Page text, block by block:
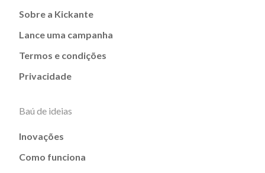
Sobre a Kickante
Lance uma campanha
Termos e condições
Privacidade
Baú de ideias
Inovações
Como funciona